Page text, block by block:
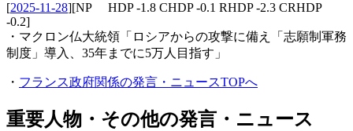
[2025-11-28][NP HDP -1.8 CHDP -0.1 RHDP -2.3 CRHDP
-0.2]
・マクロン仏大統領「ロシアからの攻撃に備え「志願制軍務
制度」導入、35年までに5万人目指す」
・ フランス政府関係の発言・ニュースTOPへ
重要人物・その他の発言・ニュース